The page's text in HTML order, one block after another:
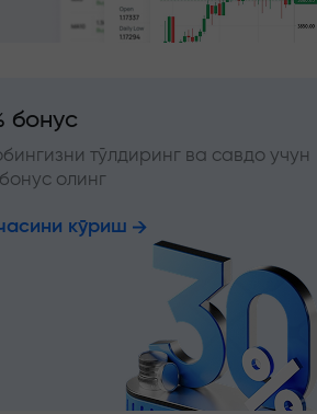
бонус
тўлдиринг ва савдо учун
олинг
кўриш